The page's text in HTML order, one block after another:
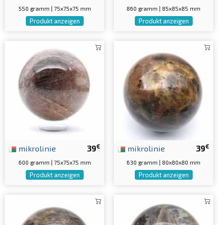
550 gramm | 75x75x75 mm
Produkt anzeigen
860 gramm | 85x85x85 mm
Produkt anzeigen
39€
mikrolinie
600 gramm | 75x75x75 mm
Produkt anzeigen
39€
mikrolinie
630 gramm | 80x80x80 mm
Produkt anzeigen